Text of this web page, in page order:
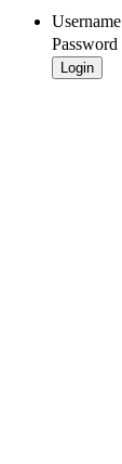
Username
Password